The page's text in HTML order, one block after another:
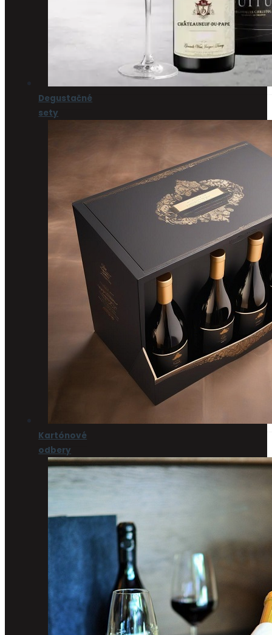
Degustačné
sety
Kartónové
odbery